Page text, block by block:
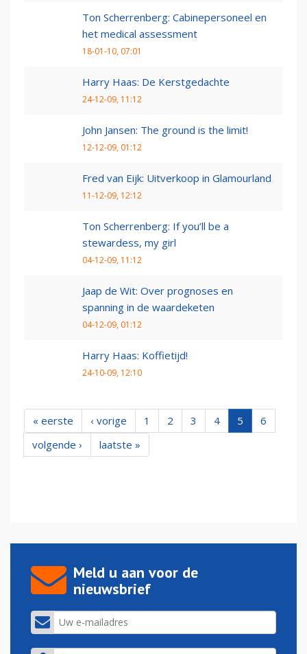
Ton Scherrenberg: Cabinepersoneel en
het medical assessment
18-01-10, 07:01
Harry Haas: De Kerstgedachte
24-12-09, 11:12
John Jansen: The ground is the limit!
12-12-09, 01:12
Fred van Eijk: Uitverkoop in Glamourland
11-12-09, 12:12
Ton Scherrenberg: If you’ll be a
stewardess, my girl
04-12-09, 11:12
Jaap de Wit: Over prognoses en
spanning in de waardeketen
04-12-09, 01:12
Harry Haas: Koffietijd!
24-10-09, 12:10
« eerste ‹ vorige 1 2 3 4 5
6
volgende ›
laatste »
Meld u aan voor de
nieuwsbrief